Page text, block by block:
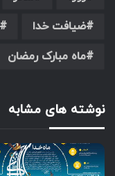
ضیافت خدا
ماه مبارک رمضان
نوشته های مشابه